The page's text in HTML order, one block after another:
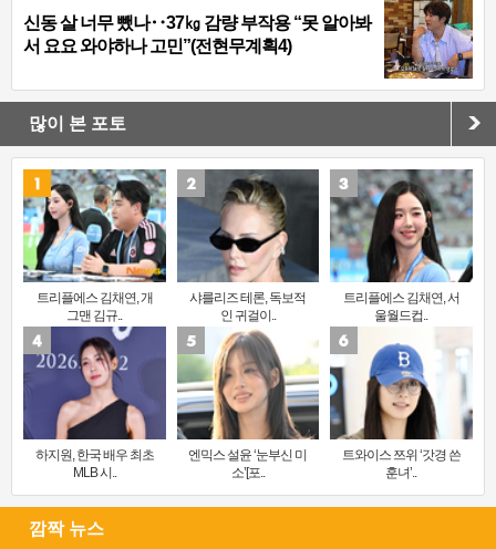
신동 살 너무 뺐나‥37㎏ 감량 부작용 “못 알아봐
서 요요 와야하나 고민”(전현무계획4)
많이 본 포토
트리플에스 김채연, 개
그맨 김규..
샤를리즈 테론, 독보적
인 귀걸이..
트리플에스 김채연, 서
울월드컵..
하지원, 한국 배우 최초
MLB 시..
엔믹스 설윤 ‘눈부신 미
소’[포..
트와이스 쯔위 ‘갓경 쓴
훈녀’..
깜짝 뉴스